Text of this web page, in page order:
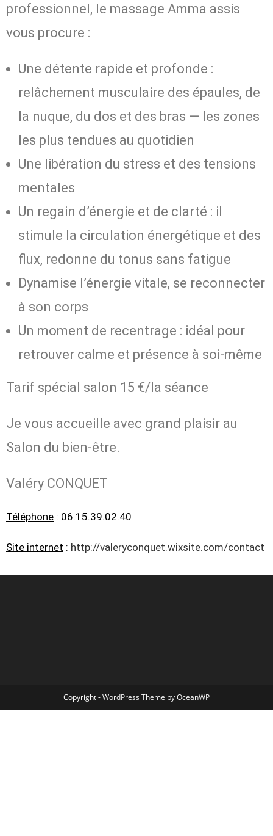
professionnel, le massage Amma assis
vous procure :
Une détente rapide et profonde :
relâchement musculaire des épaules, de
la nuque, du dos et des bras — les zones
les plus tendues au quotidien
Une libération du stress et des tensions
mentales
Un regain d’énergie et de clarté : il
stimule la circulation énergétique et des
flux, redonne du tonus sans fatigue
Dynamise l’énergie vitale, se reconnecter
à son corps
Un moment de recentrage : idéal pour
retrouver calme et présence à soi-même
Tarif spécial salon 15 €/la séance
Je vous accueille avec grand plaisir au
Salon du bien-être.
Valéry CONQUET
Téléphone : 06.15.39.02.40
Site internet : http://valeryconquet.wixsite.com/contact
Copyright - WordPress Theme by OceanWP